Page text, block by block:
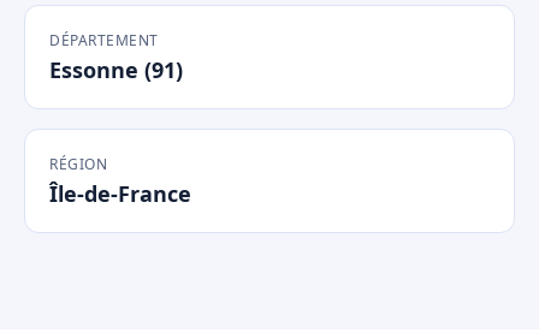
DÉPARTEMENT
Essonne (91)
RÉGION
Île-de-France